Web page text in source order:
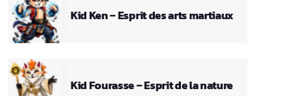
Kid Ken – Esprit des arts martiaux
Kid Fourasse – Esprit de la nature